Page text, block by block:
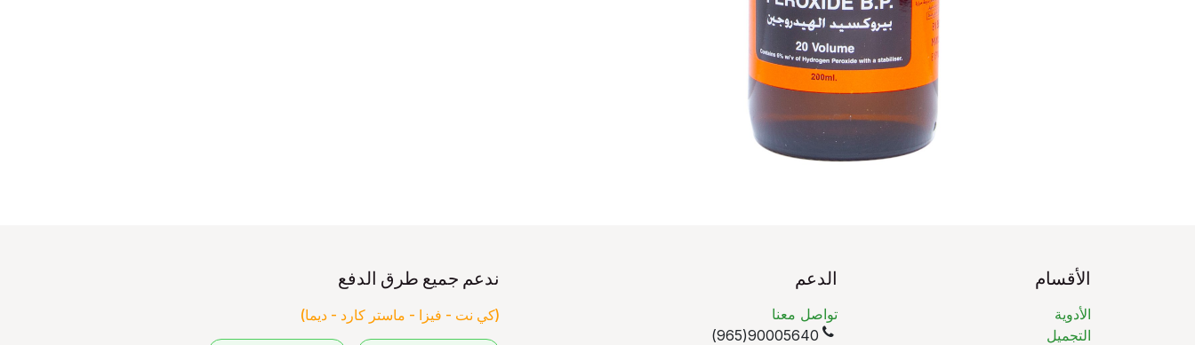
الأقسام
الأدوية
التجميل
الدعم
تواصل معنا
90005640(965)
ندعم جميع طرق الدفع
(كي نت - فيزا - ماستر كارد - ديما)